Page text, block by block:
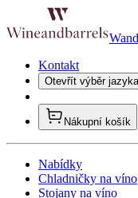
Kontakt
Otevřít výběr jazyka
Nákupní košík
Nabídky
Chladničky na víno
Stojany na víno